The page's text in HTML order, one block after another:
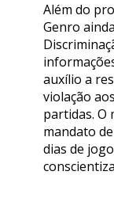
Além do
Genro
auxílio a
violação
partidas. O
mandato
dias de